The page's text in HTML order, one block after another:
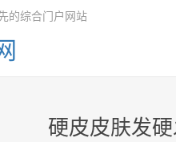
的综合门户网站
硬皮皮肤发